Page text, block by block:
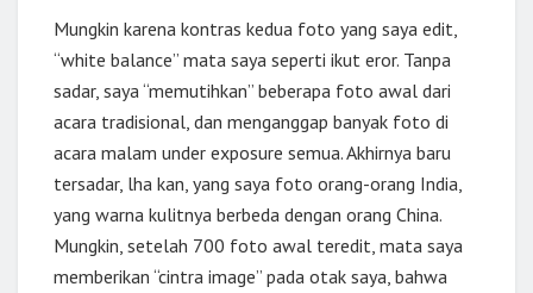
Mungkin karena kontras kedua foto yang saya edit,
“white balance” mata saya seperti ikut eror. Tanpa
sadar, saya “memutihkan” beberapa foto awal dari
acara tradisional, dan menganggap banyak foto di
acara malam under exposure semua. Akhirnya baru
tersadar, lha kan, yang saya foto orang-orang India,
yang warna kulitnya berbeda dengan orang China.
Mungkin, setelah 700 foto awal teredit, mata saya
memberikan “cintra image” pada otak saya, bahwa